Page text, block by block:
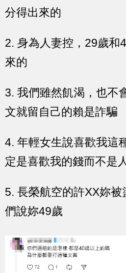
分得出來的
2. 身為人妻控，29歲和
來的
3. 我們雖然飢渴，也不
文就留自己的賴是詐騙
4. 年輕女生說喜歡我這
定是喜歡我的錢而不是
5. 長榮航空的許XX妳
們說妳49歲